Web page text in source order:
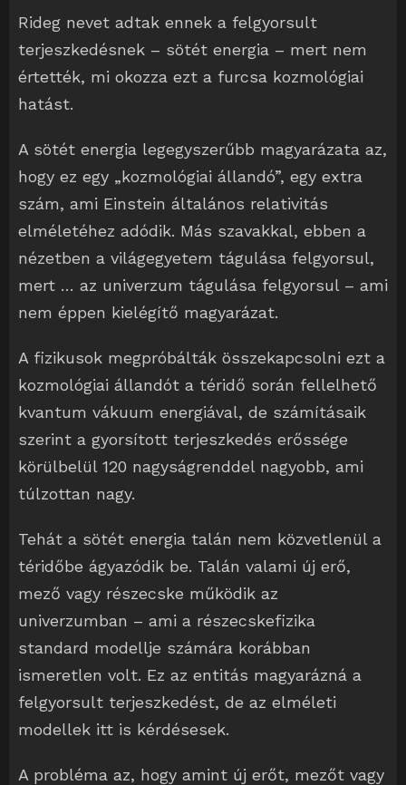
Rideg nevet adtak ennek a felgyorsult
terjeszkedésnek – sötét energia – mert nem
értették, mi okozza ezt a furcsa kozmológiai
hatást.
A sötét energia legegyszerűbb magyarázata az,
hogy ez egy „kozmológiai állandó”, egy extra
szám, ami Einstein általános relativitás
elméletéhez adódik. Más szavakkal, ebben a
nézetben a világegyetem tágulása felgyorsul,
mert … az univerzum tágulása felgyorsul – ami
nem éppen kielégítő magyarázat.
A fizikusok megpróbálták összekapcsolni ezt a
kozmológiai állandót a téridő során fellelhető
kvantum vákuum energiával, de számításaik
szerint a gyorsított terjeszkedés erőssége
körülbelül 120 nagyságrenddel nagyobb, ami
túlzottan nagy.
Tehát a sötét energia talán nem közvetlenül a
téridőbe ágyazódik be. Talán valami új erő,
mező vagy részecske működik az
univerzumban – ami a részecskefizika
standard modellje számára korábban
ismeretlen volt. Ez az entitás magyarázná a
felgyorsult terjeszkedést, de az elméleti
modellek itt is kérdésesek.
A probléma az, hogy amint új erőt, mezőt vagy